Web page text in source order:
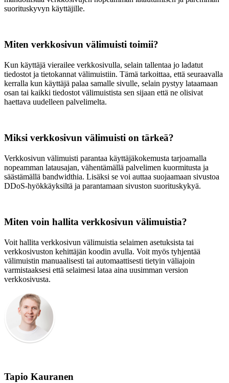
suorituskyvyn käyttäjille.
Miten verkkosivun välimuisti toimii?
Kun käyttäjä vierailee verkkosivulla, selain tallentaa jo ladatut
tiedostot ja tietokannat välimuistiin. Tämä tarkoittaa, että seuraavalla
kerralla kun käyttäjä palaa samalle sivulle, selain pystyy lataamaan
osan tai kaikki tiedostot välimuistista sen sijaan että ne olisivat
haettava uudelleen palvelimelta.
Miksi verkkosivun välimuisti on tärkeä?
Verkkosivun välimuisti parantaa käyttäjäkokemusta tarjoamalla
nopeamman latausajan, vähentämällä palvelimen kuormitusta ja
säästämällä bandwidthia. Lisäksi se voi auttaa suojaamaan sivustoa
DDoS-hyökkäyksiltä ja parantamaan sivuston suorituskykyä.
Miten voin hallita verkkosivun välimuistia?
Voit hallita verkkosivun välimuistia selaimen asetuksista tai
verkkosivuston kehittäjän koodin avulla. Voit myös tyhjentää
välimuistin manuaalisesti tai automaattisesti tietyin väliajoin
varmistaaksesi että selaimesi lataa aina uusimman version
verkkosivusta.
Tapio Kauranen